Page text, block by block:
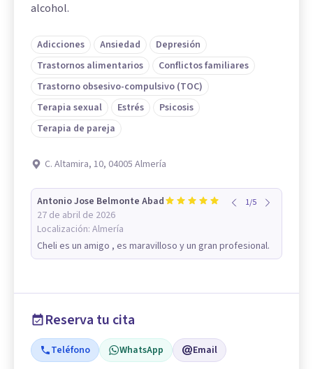
alcohol.
Adicciones Ansiedad
Depresión
Trastornos alimentarios
Conflictos familiares
Trastorno obsesivo-compulsivo (TOC)
Terapia sexual
Estrés
Psicosis
Terapia de pareja
C. Altamira, 10, 04005 Almería
Antonio Jose Belmonte Abad
27 de abril de 2026
Localización: Almería
1/5
Cheli es un amigo , es maravilloso y un gran profesional.
Reserva tu cita
Teléfono WhatsApp Email